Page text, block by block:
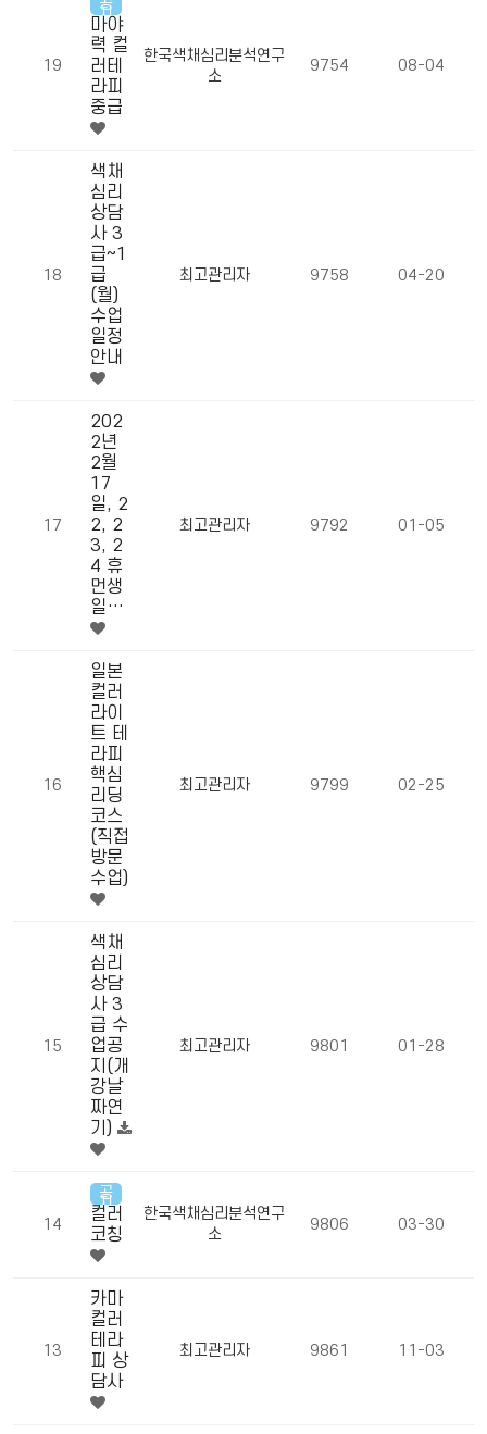
19
공
지
마야
력 컬
러테
라피
중급
한국색채심리분석연구
소
9754 08-04
18
색채
심리
상담
사 3
급~1
급
(월)
수업
일정
안내
최고관리자 9758 04-20
17
202
2년
2월
17
일, 2
2, 2
3, 2
4 휴
먼생
일…
최고관리자 9792 01-05
16
일본
컬러
라이
트 테
라피
핵심
리딩
코스
(직접
방문
수업)
최고관리자 9799 02-25
15
색채
심리
상담
사 3
급 수
업공
지(개
강날
짜연
기)
최고관리자 9801 01-28
14
공
지
컬러
코칭
한국색채심리분석연구
소
9806 03-30
13
카마
컬러
테라
피 상
담사
최고관리자 9861 11-03